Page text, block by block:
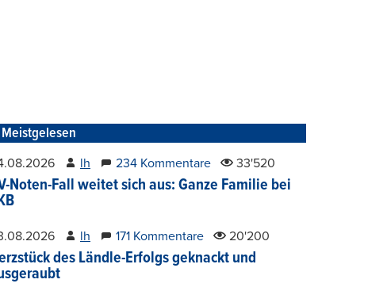
Meistgelesen
lh 234 Kommentare 33'520
Noten-Fall weitet sich aus: Ganze Familie bei
lh 171 Kommentare 20'200
des Ländle-Erfolgs geknackt und